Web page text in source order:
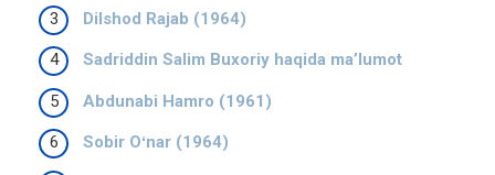
Dilshod Rajab (1964)
Sadriddin Salim Buxoriy haqida ma’lumot
Abdunabi Hamro (1961)
Sobir Oʻnar (1964)